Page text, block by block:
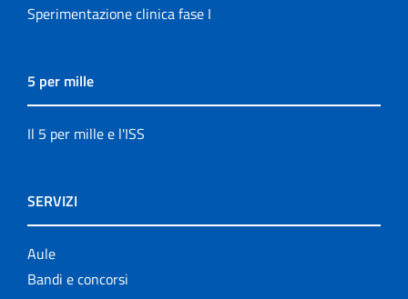
Sperimentazione clinica fase I
5 per mille
Il 5 per mille e l'ISS
SERVIZI
Aule
Bandi e concorsi